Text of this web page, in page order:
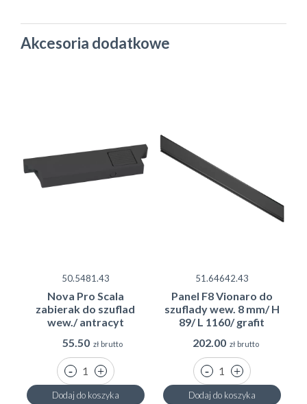
Akcesoria dodatkowe
50.5481.43
Nova Pro Scala
zabierak do szuflad
wew./ antracyt
55.50 zł brutto
Dodaj do koszyka
51.64642.43
Panel F8 Vionaro do
szuflady wew. 8 mm/ H
89/ L 1160/ grafit
202.00 zł brutto
Dodaj do koszyka